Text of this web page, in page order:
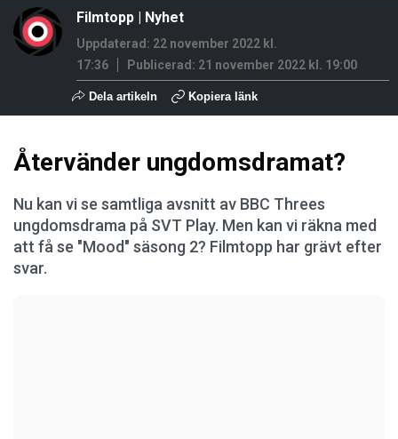
Filmtopp | Nyhet
Uppdaterad: 22 november 2022 kl.
17:36
Publicerad: 21 november 2022 kl. 19:00
Dela artikeln Kopiera länk
Återvänder ungdomsdramat?
Nu kan vi se samtliga avsnitt av BBC Threes
ungdomsdrama på SVT Play. Men kan vi räkna med
att få se "Mood" säsong 2? Filmtopp har grävt efter
svar.